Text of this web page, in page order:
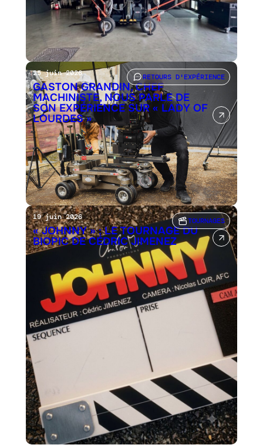
RETOURS D'EXPÉRIENCE
25 juin 2026
GASTON GRANDIN, CHEF
MACHINISTE, NOUS PARLE DE
SON EXPÉRIENCE SUR « LADY OF
LOURDES »
TOURNAGES
19 juin 2026
« JOHNNY » : LE TOURNAGE DU
BIOPIC DE CÉDRIC JIMENEZ